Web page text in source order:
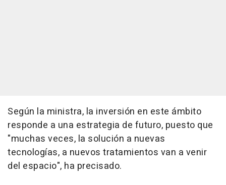
Según la ministra, la inversión en este ámbito
responde a una estrategia de futuro, puesto que
"muchas veces, la solución a nuevas
tecnologías, a nuevos tratamientos van a venir
del espacio", ha precisado.